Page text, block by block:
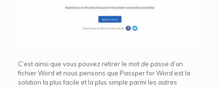
C’est ainsi que vous pouvez retirer le mot de passe d’un
fichier Word et nous pensons que Passper for Word est la
solution la plus facile et la plus simple parmi les autres